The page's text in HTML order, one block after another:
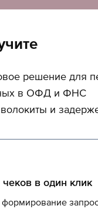
решение для
в ОФД и ФНС
и
в один клик